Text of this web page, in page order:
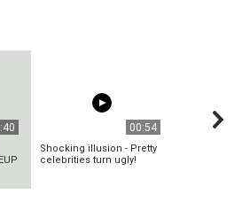
00:54
Shocking illusion - Pretty
celebrities turn ugly!